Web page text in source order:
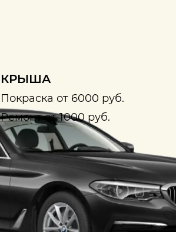
КРЫША
Покраска от 6000 руб.
Ремонт от 1000 руб.